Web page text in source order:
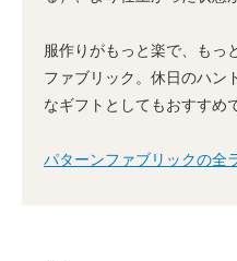
服作りがもっと楽で、もっ
ファブリック。休日のハン
なギフトとしてもおすすめ
パターンファブリックの全